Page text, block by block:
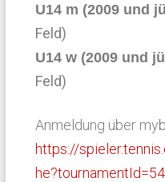
U14 m (2009 und
Feld)
U14 w (2009 und
Feld)
Anmeldung über
https://